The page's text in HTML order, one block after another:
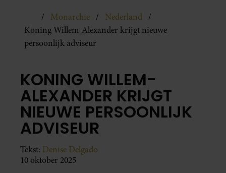
Monarchie
Nederland
Koning Willem-Alexander krijgt nieuwe
persoonlijk adviseur
KONING WILLEM-
ALEXANDER KRIJGT
NIEUWE PERSOONLIJK
ADVISEUR
Tekst: Denise Delgado
10 oktober 2025